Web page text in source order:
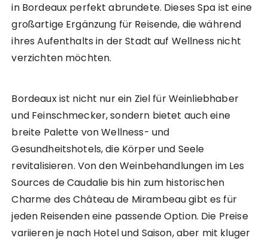
in Bordeaux perfekt abrundete. Dieses Spa ist eine
großartige Ergänzung für Reisende, die während
ihres Aufenthalts in der Stadt auf Wellness nicht
verzichten möchten.
Bordeaux ist nicht nur ein Ziel für Weinliebhaber
und Feinschmecker, sondern bietet auch eine
breite Palette von Wellness- und
Gesundheitshotels, die Körper und Seele
revitalisieren. Von den Weinbehandlungen im Les
Sources de Caudalie bis hin zum historischen
Charme des Château de Mirambeau gibt es für
jeden Reisenden eine passende Option. Die Preise
variieren je nach Hotel und Saison, aber mit kluger